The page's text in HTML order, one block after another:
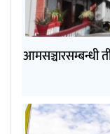
आमसञ्चारसम्बन्धी